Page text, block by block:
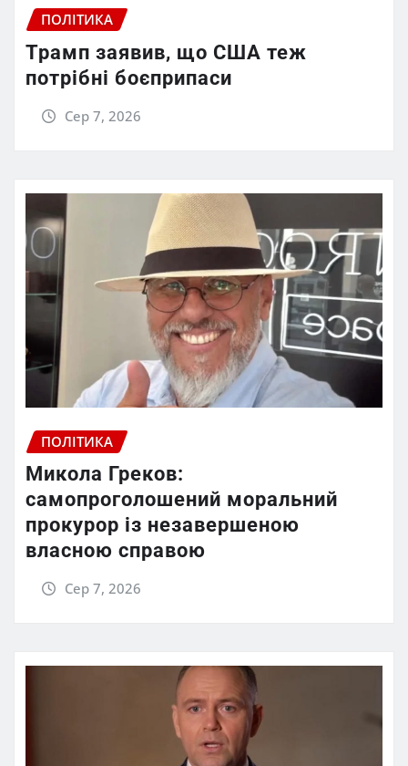
ПОЛІТИКА
Трамп заявив, що США теж
потрібні боєприпаси
Сер 7, 2026
ПОЛІТИКА
Микола Греков:
самопроголошений моральний
прокурор із незавершеною
власною справою
Сер 7, 2026